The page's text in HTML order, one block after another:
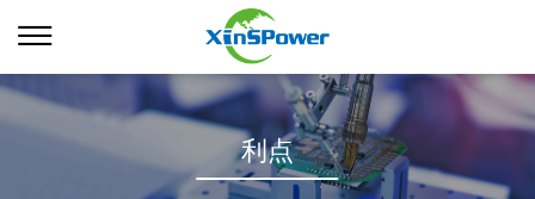
利点